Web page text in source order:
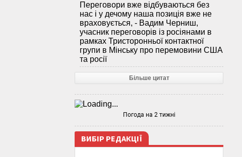
Переговори вже відбуваються без
нас і у дечому наша позиція вже не
враховується, - Вадим Черниш,
учасник переговорів із росіянами в
рамках Тристоронньої контактної
групи в Мінську про перемовини США
та росії
Більше цитат
Погода на 2 тижні
ВИБІР РЕДАКЦІЇ